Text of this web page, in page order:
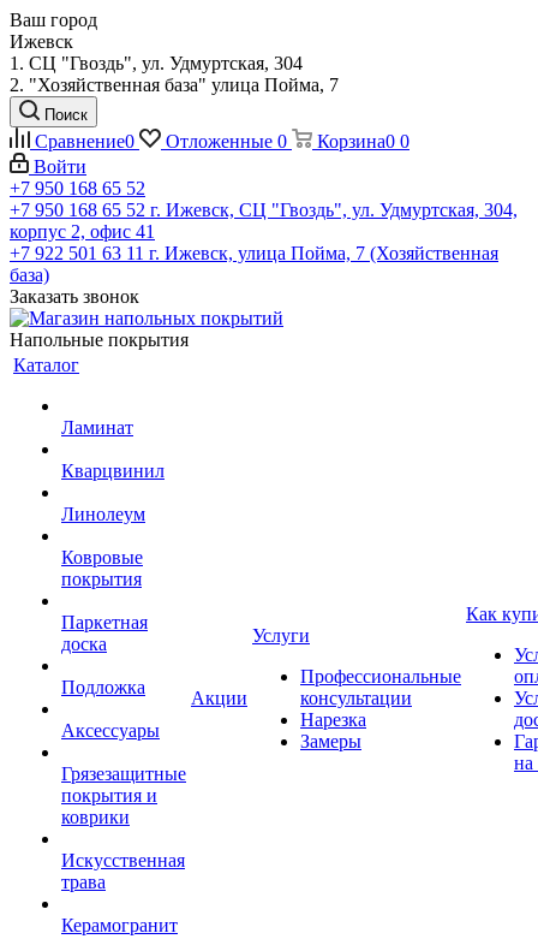
Ваш город
Ижевск
1. СЦ "Гвоздь", ул. Удмуртская, 304
2. "Хозяйственная база" улица Пойма, 7
Поиск
Сравнение0 Отложенные 0 Корзина0 0
Войти
+7 950 168 65 52
+7 950 168 65 52 г. Ижевск, СЦ "Гвоздь", ул. Удмуртская, 304,
корпус 2, офис 41
+7 922 501 63 11 г. Ижевск, улица Пойма, 7 (Хозяйственная
база)
Заказать звонок
Напольные покрытия
Каталог
Ламинат
Кварцвинил
Линолеум
Ковровые
покрытия
Паркетная
доска
Подложка
Аксессуары
Грязезащитные
покрытия и
коврики
Искусственная
трава
Керамогранит
Акции
Услуги
Профессиональные
консультации
Нарезка
Замеры
Как
на